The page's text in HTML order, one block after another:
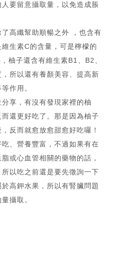
首頁
關「余」
部落格
Blog
相簿
Gallery
簡歷
Resume
合作洽談
Contact
要留意攝取量，以免造成脹
高纖幫助順暢之外 ，也含有
生素C的含量，可是檸檬的
柚子還含有維生素B1、B2、
所以還有養顏美容、提高新
作用。
享，有沒有發現家裡的柚
還更好吃了。那是因為柚子
反而就愈放愈甜愈好吃囉！
、營養豐富，不過如果有在
或心血管相關的藥物的話，
以吃之前還是要先徵詢一下
高鉀水果，所以有腎臟問題
攝取。